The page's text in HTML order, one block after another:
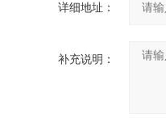
详细地址：
补充说明：